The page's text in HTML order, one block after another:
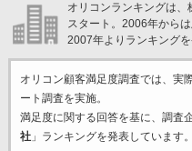
オリコンランキングは
スタート。2006年から
2007年よりランキングを
オリコン顧客満足度調査では、実
ート調査を実施。
満足度に関する回答を基に、調査
社」ランキングを発表しています。